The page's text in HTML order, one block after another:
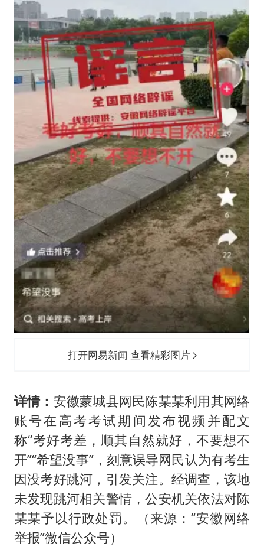
打开网易新闻 查看精彩图片
详情： 安徽蒙城县网民陈某某利用其网络
账号在高考考试期间发布视频并配文
称“考好考差，顺其自然就好，不要想不
开”“希望没事”，刻意误导网民认为有考生
因没考好跳河，引发关注。经调查，该地
未发现跳河相关警情，公安机关依法对陈
某某予以行政处罚。（来源：“安徽网络
举报”微信公众号）